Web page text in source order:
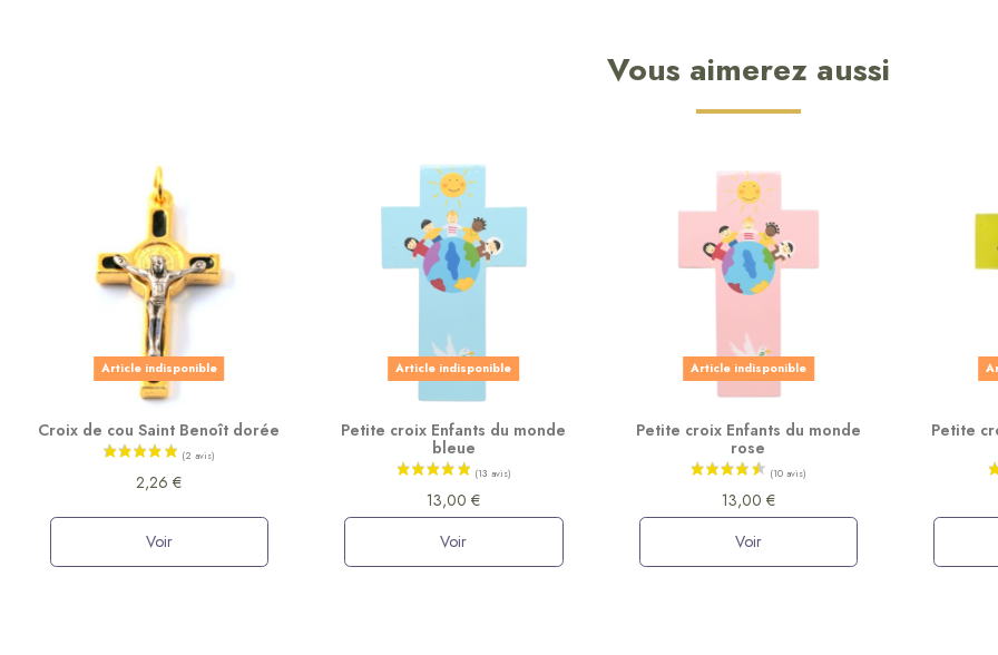
Vous aimerez aussi
Article indisponible
Croix de cou Saint Benoît dorée
2,26 €
Voir
Article indisponible
Petite croix Enfants du monde
bleue
13,00 €
Voir
Article indisponible
Petite croix Enfants du monde
rose
13,00 €
Voir
Petite